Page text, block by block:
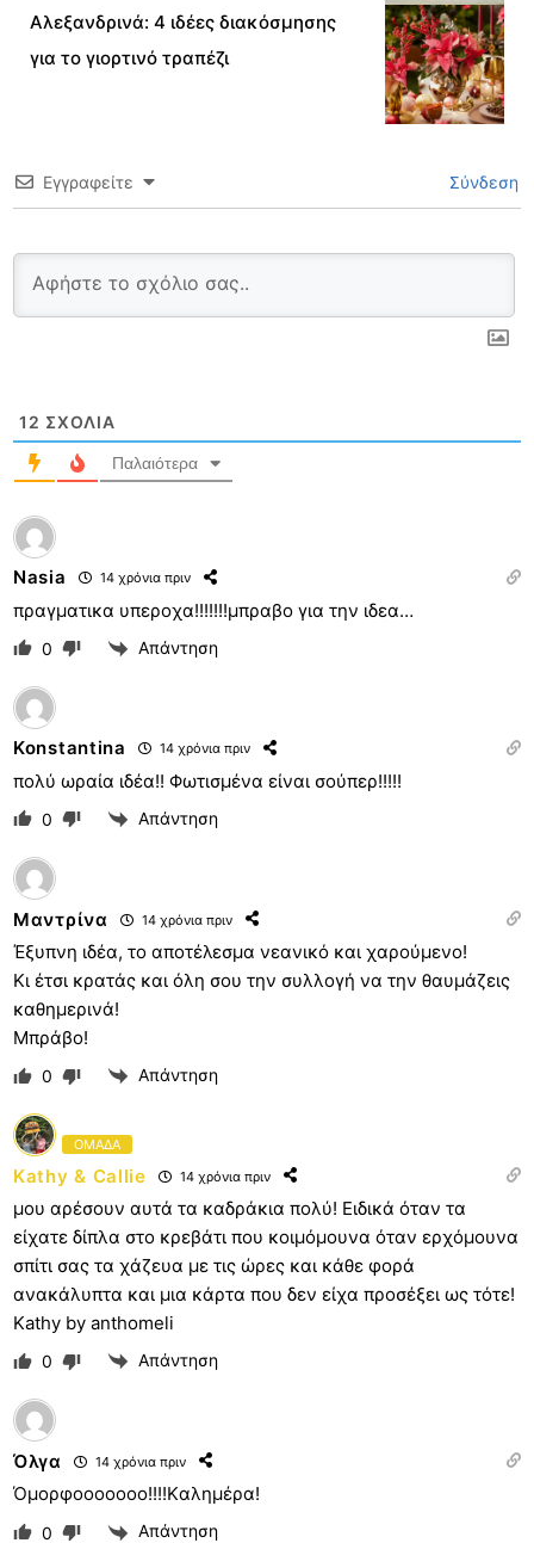
Αλεξανδρινά: 4 ιδέες διακόσμησης
για το γιορτινό τραπέζι
Εγγραφείτε Σύνδεση
12 ΣΧΌΛΙΑ
Παλαιότερα
Nasia 14 χρόνια πριν
πραγματικα υπεροχα!!!!!!!μπραβο για την ιδεα…
0 Απάντηση
Konstantina 14 χρόνια πριν
πολύ ωραία ιδέα!! Φωτισμένα είναι σούπερ!!!!!
0 Απάντηση
Μαντρίνα 14 χρόνια πριν
Έξυπνη ιδέα, το αποτέλεσμα νεανικό και χαρούμενο!
Κι έτσι κρατάς και όλη σου την συλλογή να την θαυμάζεις
καθημερινά!
Μπράβο!
0 Απάντηση
ΟΜΑΔΑ
Kathy & Callie 14 χρόνια πριν
μου αρέσουν αυτά τα καδράκια πολύ! Ειδικά όταν τα
είχατε δίπλα στο κρεβάτι που κοιμόμουνα όταν ερχόμουνα
σπίτι σας τα χάζευα με τις ώρες και κάθε φορά
ανακάλυπτα και μια κάρτα που δεν είχα προσέξει ως τότε!
Kathy by anthomeli
0 Απάντηση
Όλγα 14 χρόνια πριν
Όμορφοοοοοοο!!!!Kαλημέρα!
0 Απάντηση